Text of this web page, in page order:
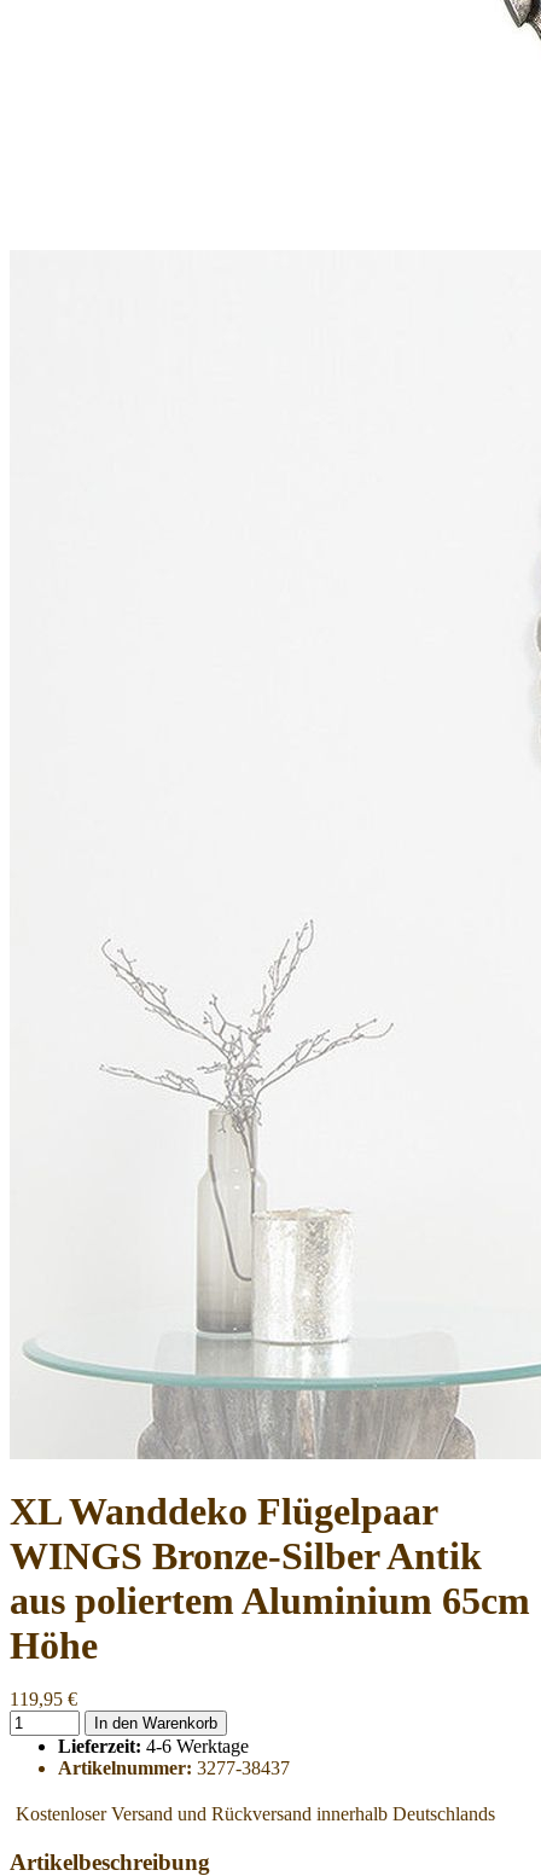
XL Wanddeko Flügelpaar
WINGS Bronze-Silber Antik
aus poliertem Aluminium 65cm
Höhe
119,95 €
In den Warenkorb
Lieferzeit: 4-6 Werktage
Artikelnummer: 3277-38437
Kostenloser Versand und Rückversand innerhalb Deutschlands
Artikelbeschreibung